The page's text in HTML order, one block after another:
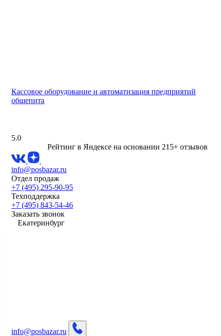
Кассовое оборудование и автоматизация предприятий
общепита
5.0
Рейтинг в Яндексе на основании 215+ отзывов
info@posbazar.ru
Отдел продаж
+7 (495) 295-90-95
Техподдержка
+7 (495) 843-54-46
Заказать звонок
Екатеринбург
info@posbazar.ru